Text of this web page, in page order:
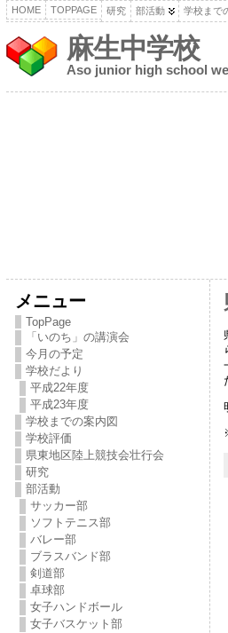
HOME TOPPAGE 研究 部活動 学校まで
麻生中学校
Aso junior high school
メニュー
TopPage
「いのち」の講演会
今月の予定
学校だより
平成22年度
平成23年度
学校までの案内図
学校評価
県東地区陸上競技会壮行会
研究
部活動
サッカー部
ソフトテニス部
バレー部
ブラスバンド部
剣道部
卓球部
女子ハンドボール
女子バスケット部